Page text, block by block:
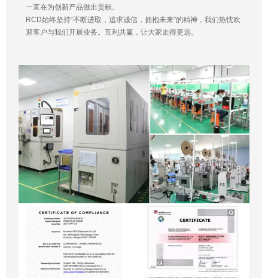
一直在为创新产品做出贡献。
RCD始终坚持“不断进取，追求诚信，拥抱未来”的精神，我们热忱欢
迎客户与我们开展业务。互利共赢，让大家走得更远。